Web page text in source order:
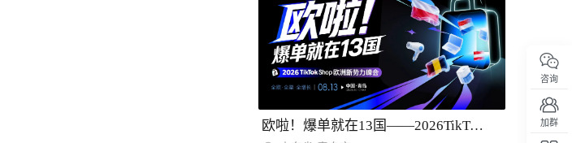
迪士尼数百部影视IP素材授权TikTok创作
者使用
180
3天前
TikTok Shop美区发布2026秋冬3C家电
企划
351
3天前
越南电商上半年销售额近292万亿盾 569
Item
2
欧啦！爆单就在13国——2026TikTok Shop欧洲新势力峰会【青岛站】
咨询
加群